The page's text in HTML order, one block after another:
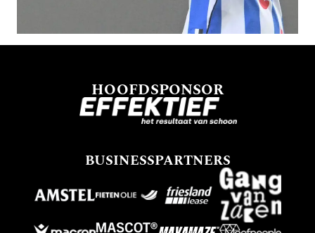
HOOFDSPONSOR
BUSINESSPARTNERS